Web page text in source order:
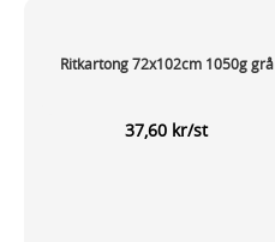
Ritkartong 72x102cm 1050g grå
37,60 kr/st